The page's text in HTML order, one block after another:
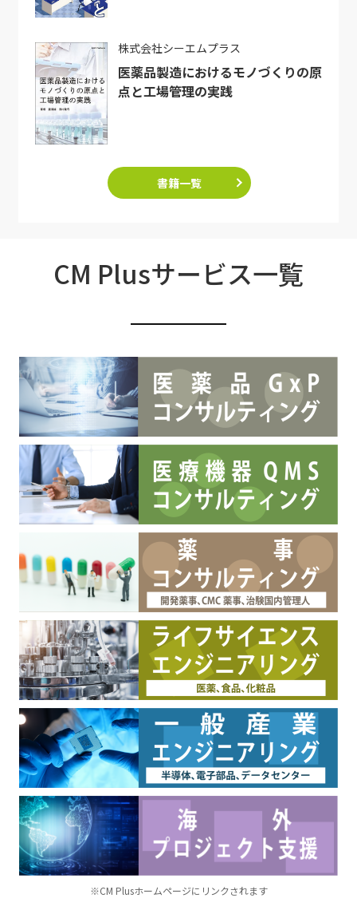
株式会社シーエムプラス
医薬品製造におけるモノづくりの原
点と工場管理の実践
書籍一覧
CM Plusサービス一覧
※CM Plusホームページにリンクされます